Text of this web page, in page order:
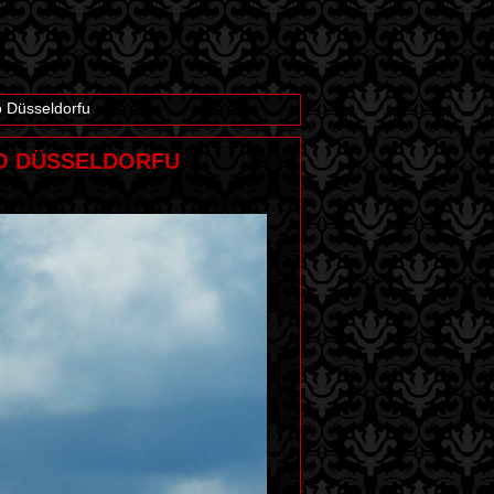
Düsseldorfu
DÜSSELDORFU